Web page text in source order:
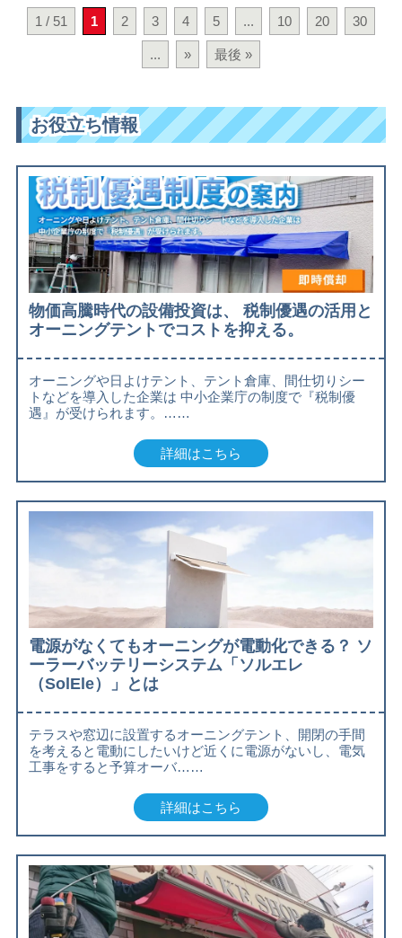
1 / 51 1 2 3 4 5 ... 10 20 30
... » 最後 »
お役立ち情報
物価高騰時代の設備投資は、 税制優遇の活用と
オーニングテントでコストを抑える。
オーニングや日よけテント、テント倉庫、間仕切りシー
トなどを導入した企業は 中小企業庁の制度で『税制優
遇』が受けられます。……
詳細はこちら
電源がなくてもオーニングが電動化できる？ ソ
ーラーバッテリーシステム「ソルエレ
（SolEle）」とは
テラスや窓辺に設置するオーニングテント、開閉の手間
を考えると電動にしたいけど近くに電源がないし、電気
工事をすると予算オーバ……
詳細はこちら